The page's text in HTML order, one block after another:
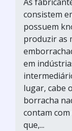
consistem
possuem
produzir as
em
lugar, cabe
borracha
contam
que,...